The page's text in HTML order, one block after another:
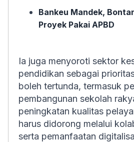
Bankeu Mandek,
Proyek Pakai APBD
Ia juga menyoroti sektor
pendidikan sebagai
boleh tertunda, termasuk
pembangunan sekolah
peningkatan kualitas
harus didorong melalui
serta pemanfaatan